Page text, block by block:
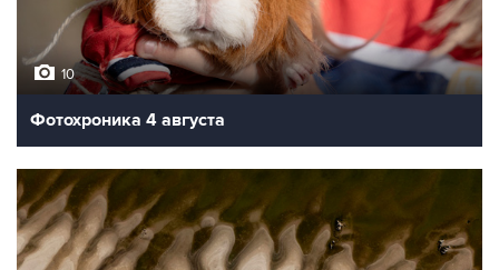
10
Фотохроника 4 августа